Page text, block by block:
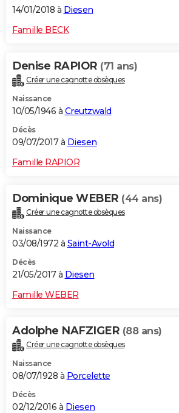
14/01/2018 à Diesen
Famille BECK
Denise RAPIOR (71 ans)
Créer une cagnotte obsèques
Naissance
10/05/1946 à Creutzwald
Décès
09/07/2017 à Diesen
Famille RAPIOR
Dominique WEBER (44 ans)
Créer une cagnotte obsèques
Naissance
03/08/1972 à Saint-Avold
Décès
21/05/2017 à Diesen
Famille WEBER
Adolphe NAFZIGER (88 ans)
Créer une cagnotte obsèques
Naissance
08/07/1928 à Porcelette
Décès
02/12/2016 à Diesen